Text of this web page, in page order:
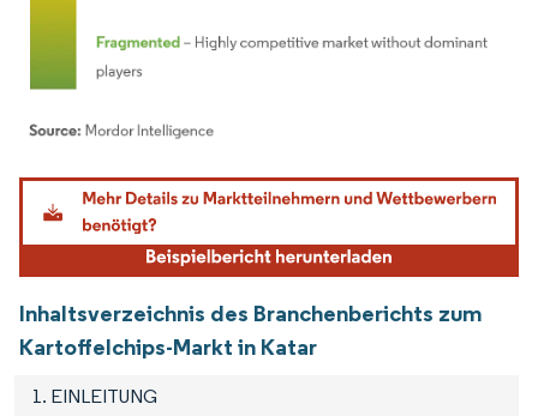
Bild © Mordor Intelligence. Wiederverwendung erfordert Namensnennung gemäß
Inhaltsverzeichnis des Branchenberichts zum
Kartoffelchips-Markt in Katar
1. EINLEITUNG